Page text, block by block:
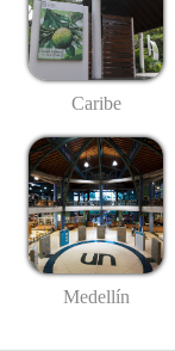
Caribe
Medellín